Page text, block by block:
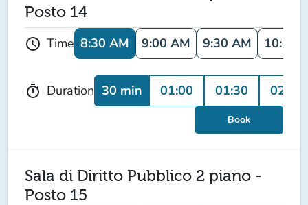
Posto 14
schedule Time 8:30 AM 9:00 AM 9:30 AM 10:00
timer Duration 30 min 01:00 01:30 02:00
Book
Sala di Diritto Pubblico 2 piano -
Posto 15